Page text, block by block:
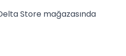
Store mağazasında